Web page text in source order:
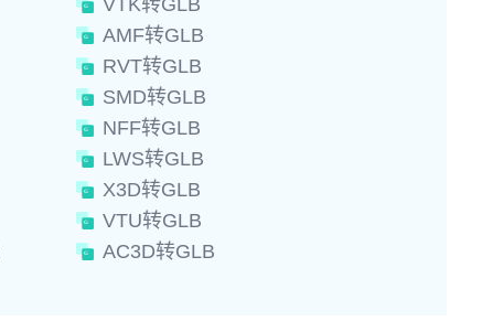
VTK转GLB
AMF转GLB
RVT转GLB
SMD转GLB
NFF转GLB
LWS转GLB
X3D转GLB
VTU转GLB
AC3D转GLB